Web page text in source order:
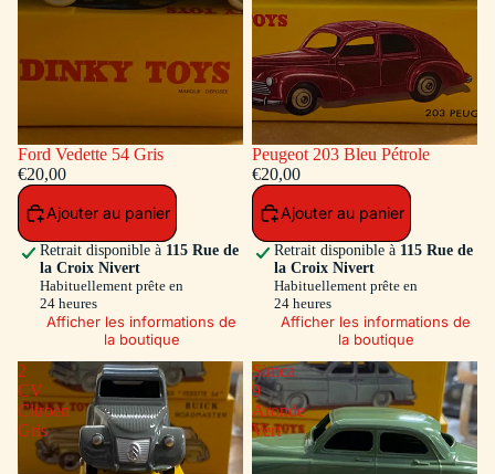
Ford Vedette 54 Gris
€20,00
Ajouter au panier
Retrait disponible à 115 Rue de
la Croix Nivert
Habituellement prête en
24 heures
Afficher les informations de
la boutique
Peugeot 203 Bleu Pétrole
€20,00
Ajouter au panier
Retrait disponible à 115 Rue de
la Croix Nivert
Habituellement prête en
24 heures
Afficher les informations de
la boutique
2
CV
Citroen
Gris
Simca
9
Aronde
Vert